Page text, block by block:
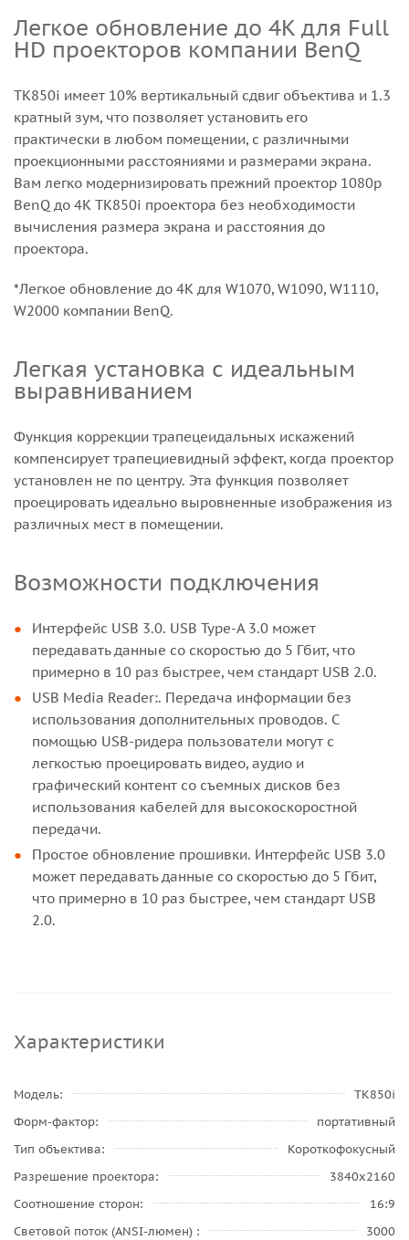
Легкое обновление до 4K для Full
HD проекторов компании BenQ
TK850i имеет 10% вертикальный сдвиг объектива и 1.3
кратный зум, что позволяет установить его
практически в любом помещении, с различными
проекционными расстояниями и размерами экрана.
Вам легко модернизировать прежний проектор 1080р
BenQ до 4K TK850i проектора без необходимости
вычисления размера экрана и расстояния до
проектора.
*Легкое обновление до 4K для W1070, W1090, W1110,
W2000 компании BenQ.
Легкая установка с идеальным
выравниванием
Функция коррекции трапецеидальных искажений
компенсирует трапециевидный эффект, когда проектор
установлен не по центру. Эта функция позволяет
проецировать идеально выровненные изображения из
различных мест в помещении.
Возможности подключения
Интерфейс USB 3.0. USB Type-A 3.0 может
передавать данные со скоростью до 5 Гбит, что
примерно в 10 раз быстрее, чем стандарт USB 2.0.
USB Media Reader:. Передача информации без
использования дополнительных проводов. С
помощью USB-ридера пользователи могут с
легкостью проецировать видео, аудио и
графический контент со съемных дисков без
использования кабелей для высокоскоростной
передачи.
Простое обновление прошивки. Интерфейс USB 3.0
может передавать данные со скоростью до 5 Гбит,
что примерно в 10 раз быстрее, чем стандарт USB
2.0.
Характеристики
Модель
TK850i
Форм-фактор
портативный
Тип объектива
Короткофокусный
Разрешение проектора
3840x2160
Соотношение сторон
16:9
Световой поток (ANSI-люмен)
3000